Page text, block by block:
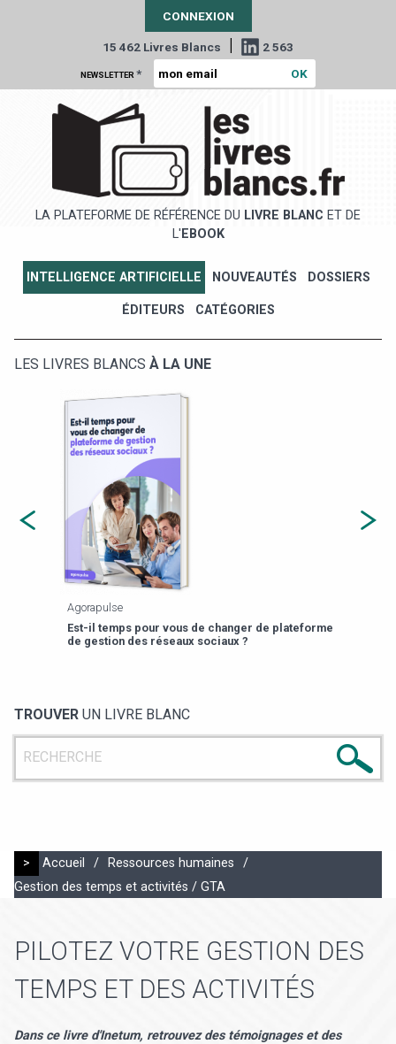
CONNEXION
15 462 Livres Blancs | 2 563
NEWSLETTER *
LA PLATEFORME DE RÉFÉRENCE DU LIVRE BLANC ET DE
L' EBOOK
INTELLIGENCE ARTIFICIELLE NOUVEAUTÉS DOSSIERS
ÉDITEURS CATÉGORIES
LES LIVRES BLANCS À LA UNE
Agorapulse
Est-il temps pour vous de changer de plateforme
de gestion des réseaux sociaux ?
TROUVER UN LIVRE BLANC
> Accueil / Ressources humaines
/
Gestion des temps et activités / GTA
PILOTEZ VOTRE GESTION DES
TEMPS ET DES ACTIVITÉS
Dans ce livre d'Inetum, retrouvez des témoignages et des